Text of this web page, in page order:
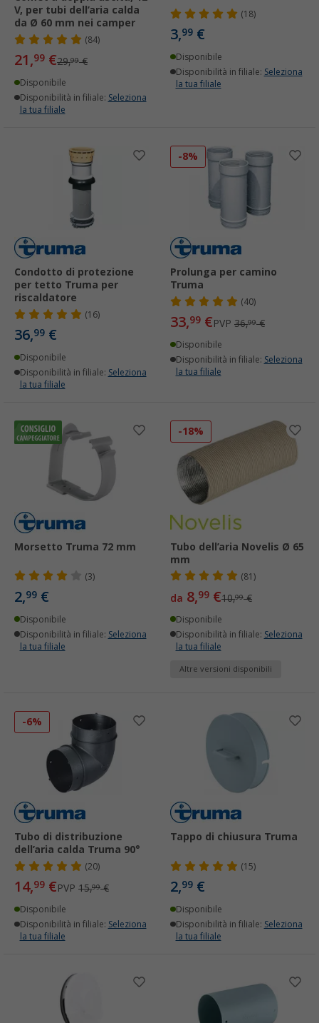
V, per tubi dell’aria calda
da Ø 60 mm nei camper
(84)
21,99 €29,99€
Disponibile
Disponibilità in filiale: Seleziona
la tua filiale
(18)
3,99 €
Disponibile
Disponibilità in filiale: Seleziona
la tua filiale
Condotto di protezione
per tetto Truma per
riscaldatore
(16)
36,99 €
Disponibile
Disponibilità in filiale: Seleziona
la tua filiale
-8%
Prolunga per camino
Truma
(40)
33,99 €PVP 36,99€
Disponibile
Disponibilità in filiale: Seleziona
la tua filiale
Morsetto Truma 72 mm
(3)
2,99 €
Disponibile
Disponibilità in filiale: Seleziona
la tua filiale
-18%
Tubo dell’aria Novelis Ø 65
mm
(81)
da 8,99 €10,99€
Disponibile
Disponibilità in filiale: Seleziona
la tua filiale
Altre versioni disponibili
-6%
Tubo di distribuzione
dell’aria calda Truma 90°
(20)
14,99 €PVP 15,99€
Disponibile
Disponibilità in filiale: Seleziona
la tua filiale
Tappo di chiusura Truma
(15)
2,99 €
Disponibile
Disponibilità in filiale: Seleziona
la tua filiale